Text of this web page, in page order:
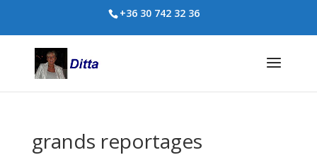
+36 30 742 32 36
grands reportages